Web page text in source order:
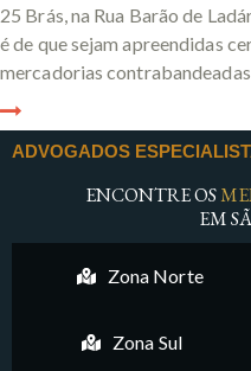
25 Brás, na Rua Barão de
é de que sejam apreendidas
mercadorias
ADVOGADOS
ENCONTRE OS
EM
Zona Norte
Zona Sul